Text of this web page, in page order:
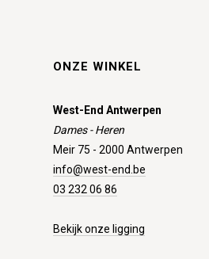
ONZE WINKEL
West-End Antwerpen
Dames - Heren
Meir 75 - 2000 Antwerpen
info@west-end.be
03 232 06 86
Bekijk onze ligging